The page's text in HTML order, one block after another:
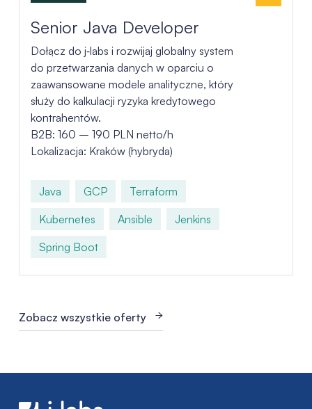
Zobacz wszystkie oferty
Senior Java Developer
Dołącz do j‑labs i rozwijaj globalny system
do przetwarzania danych w oparciu o
zaawansowane modele analityczne, który
służy do kalkulacji ryzyka kredytowego
kontrahentów.
B2B: 160 – 190 PLN netto/h
Lokalizacja: Kraków (hybryda)
Java GCP
Terraform
Kubernetes
Ansible
Jenkins
Spring Boot